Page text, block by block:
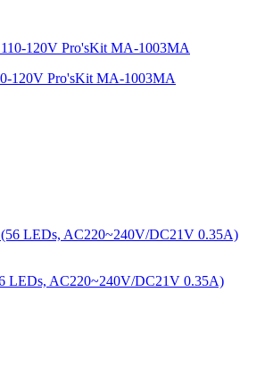
120V Pro'sKit MA-1003MA
LEDs, AC220~240V/DC21V 0.35A)